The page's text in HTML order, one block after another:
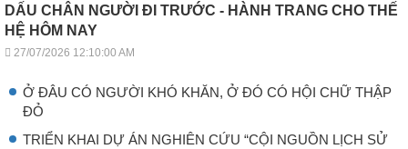
DẤU CHÂN NGƯỜI ĐI TRƯỚC - HÀNH TRANG CHO THẾ
HỆ HÔM NAY
27/07/2026 12:10:00 AM
Ở ĐÂU CÓ NGƯỜI KHÓ KHĂN, Ở ĐÓ CÓ HỘI CHỮ THẬP
ĐỎ
TRIỂN KHAI DỰ ÁN NGHIÊN CỨU “CỘI NGUỒN LỊCH SỬ